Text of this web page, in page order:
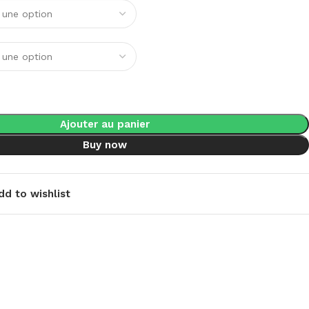
Ajouter au panier
Buy now
to wishlist